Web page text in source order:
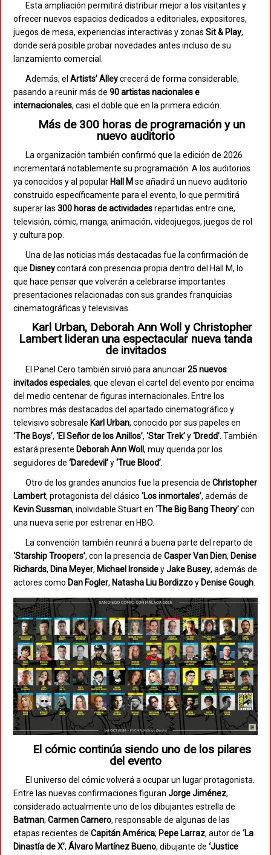
Esta ampliación permitirá distribuir mejor a los visitantes y
ofrecer nuevos espacios dedicados a editoriales, expositores,
juegos de mesa, experiencias interactivas y zonas Sit & Play,
donde será posible probar novedades antes incluso de su
lanzamiento comercial.
Además, el Artists’ Alleycrecerá de forma considerable,
pasando a reunir más de 90 artistas nacionales e
internacionales, casi el doble que en la primera edición.
Más de 300 horas de programación y un
nuevo auditorio
La organización también confirmó que la edición de 2026
incrementará notablemente su programación. A los auditorios
ya conocidos y al popular Hall M se añadirá un nuevo auditorio
construido específicamente para el evento, lo que permitirá
superar las 300 horas de actividadesrepartidas entre cine,
televisión, cómic, manga, animación, videojuegos, juegos de rol
y cultura pop.
Una de las noticias más destacadas fue la confirmación de
que Disneycontará con presencia propia dentro del Hall M, lo
que hace pensar que volverán a celebrarse importantes
presentaciones relacionadas con sus grandes franquicias
cinematográficas y televisivas.
Karl Urban, Deborah Ann Woll y Christopher
Lambert lideran una espectacular nueva tanda
de invitados
El Panel Cero también sirvió para anunciar25 nuevos
invitados especiales, que elevan el cartel del evento por encima
del medio centenar de figuras internacionales. Entre los
nombres más destacados del apartado cinematográfico y
televisivo sobresale Karl Urban, conocido por sus papeles en
‘The Boys’, ‘El Señor de los Anillos’, ‘Star Trek’y‘Dredd’. También
estará presente Deborah Ann Woll , muy querida por los
seguidores de ‘Daredevil’y‘True Blood’.
Otro de los grandes anuncios fue la presencia de Christopher
Lambert, protagonista del clásico ‘Los inmortales’, además de
Kevin Sussman, inolvidable Stuart en ‘The Big Bang Theory’con
una nueva serie por estrenar en HBO.
La convención también reunirá a buena parte del reparto de
‘Starship Troopers’, con la presencia de Casper Van Dien, Denise
Richards, Dina Meyer, Michael IronsideyJake Busey, además de
actores como Dan Fogler, Natasha Liu Bordizzoy Denise Gough.
El cómic continúa siendo uno de los pilares
del evento
El universo del cómic volverá a ocupar un lugar protagonista.
Entre las nuevas confirmaciones figuran Jorge Jiménez,
considerado actualmente uno de los dibujantes estrella de
Batman; Carmen Carnero, responsable de algunas de las
etapas recientes de Capitán América; Pepe Larraz, autor de ‘La
Dinastía de X’; Álvaro Martínez Bueno, dibujante de ‘Justice